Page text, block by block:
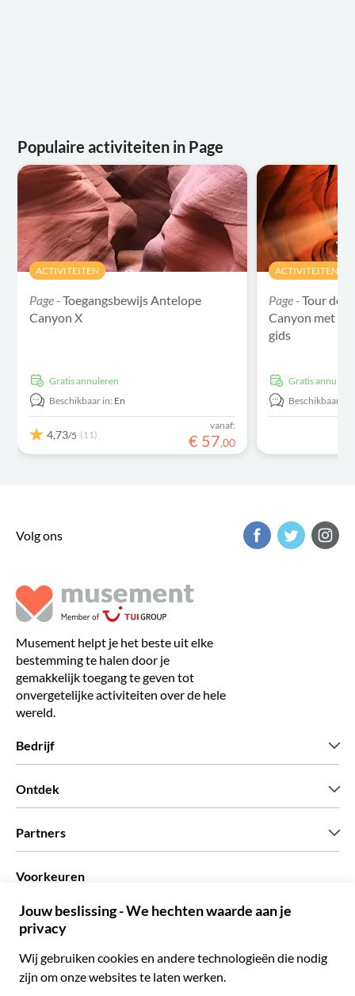
Populaire activiteiten in Page
ACTIVITEITEN
Page -Toegangsbewijs Antelope
Canyon X
Gratis annuleren
Beschikbaar in: En
4,73/5 (11)
vanaf:
€ 57,00
ACTIVITEITEN
Page -Tour
Canyon met
gids
Gratis
Beschikbaar in:
Volg ons
Musement helpt je het beste uit elke
bestemming te halen door je
gemakkelijk toegang te geven tot
onvergetelijke activiteiten over de hele
wereld.
Bedrijf
Ontdek
Partners
Persoonlijke Travelagents
Agentschap
Word een Leverancier
Become a Distribution Partner
Voorkeuren
Nederlands
Italiaans
Frans
€ Euro